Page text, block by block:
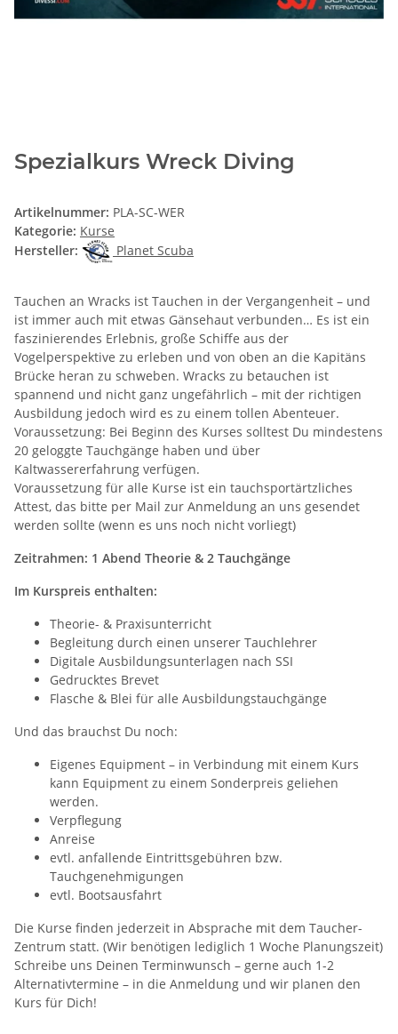
Spezialkurs Wreck Diving
Artikelnummer: PLA-SC-WER
Kategorie: Kurse
Hersteller:
Planet Scuba
Tauchen an Wracks ist Tauchen in der Vergangenheit – und
ist immer auch mit etwas Gänsehaut verbunden… Es ist ein
faszinierendes Erlebnis, große Schiffe aus der
Vogelperspektive zu erleben und von oben an die Kapitäns
Brücke heran zu schweben. Wracks zu betauchen ist
spannend und nicht ganz ungefährlich – mit der richtigen
Ausbildung jedoch wird es zu einem tollen Abenteuer.
Voraussetzung: Bei Beginn des Kurses solltest Du mindestens
20 geloggte Tauchgänge haben und über
Kaltwassererfahrung verfügen.
Voraussetzung für alle Kurse ist ein tauchsportärtzliches
Attest, das bitte per Mail zur Anmeldung an uns gesendet
werden sollte (wenn es uns noch nicht vorliegt)
Zeitrahmen: 1 Abend Theorie & 2 Tauchgänge
Im Kurspreis enthalten:
Theorie- & Praxisunterricht
Begleitung durch einen unserer Tauchlehrer
Digitale Ausbildungsunterlagen nach SSI
Gedrucktes Brevet
Flasche & Blei für alle Ausbildungstauchgänge
Und das brauchst Du noch:
Eigenes Equipment – in Verbindung mit einem Kurs
kann Equipment zu einem Sonderpreis geliehen
werden.
Verpflegung
Anreise
evtl. anfallende Eintrittsgebühren bzw.
Tauchgenehmigungen
evtl. Bootsausfahrt
Die Kurse finden jederzeit in Absprache mit dem Taucher-
Zentrum statt. (Wir benötigen lediglich 1 Woche Planungszeit)
Schreibe uns Deinen Terminwunsch – gerne auch 1-2
Alternativtermine – in die Anmeldung und wir planen den
Kurs für Dich!